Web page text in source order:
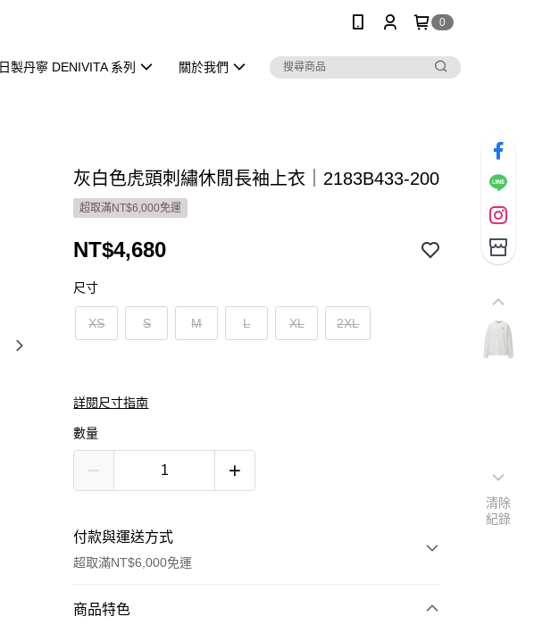
0
日製丹寧 DENIVITA 系列 關於我們
灰白色虎頭刺繡休閒長袖上衣｜2183B433-200
超取滿NT$6,000免運
NT$4,680
尺寸
XS S M L XL 2XL
詳閱尺寸指南
數量
付款與運送方式
超取滿NT$6,000免運
付款方式
商品特色
清除
紀錄